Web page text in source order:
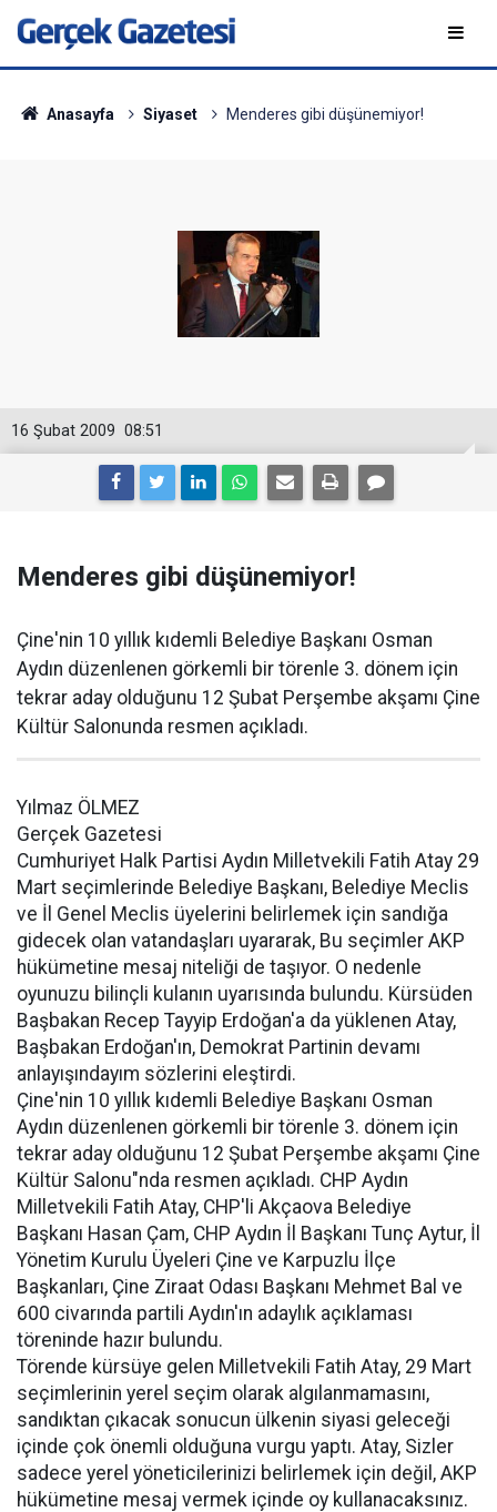
Anasayfa Siyaset Menderes gibi düşünemiyor!
08:51
16 Şubat 2009
Menderes gibi düşünemiyor!
Çine'nin 10 yıllık kıdemli Belediye Başkanı Osman
Aydın düzenlenen görkemli bir törenle 3. dönem için
tekrar aday olduğunu 12 Şubat Perşembe akşamı Çine
Kültür Salonunda resmen açıkladı.
Yılmaz ÖLMEZ
Gerçek Gazetesi
Cumhuriyet Halk Partisi Aydın Milletvekili Fatih Atay 29
Mart seçimlerinde Belediye Başkanı, Belediye Meclis
ve İl Genel Meclis üyelerini belirlemek için sandığa
gidecek olan vatandaşları uyararak, Bu seçimler AKP
hükümetine mesaj niteliği de taşıyor. O nedenle
oyunuzu bilinçli kulanın uyarısında bulundu. Kürsüden
Başbakan Recep Tayyip Erdoğan'a da yüklenen Atay,
Başbakan Erdoğan'ın, Demokrat Partinin devamı
anlayışındayım sözlerini eleştirdi.
Çine'nin 10 yıllık kıdemli Belediye Başkanı Osman
Aydın düzenlenen görkemli bir törenle 3. dönem için
tekrar aday olduğunu 12 Şubat Perşembe akşamı Çine
Kültür Salonu"nda resmen açıkladı. CHP Aydın
Milletvekili Fatih Atay, CHP'li Akçaova Belediye
Başkanı Hasan Çam, CHP Aydın İl Başkanı Tunç Aytur, İl
Yönetim Kurulu Üyeleri Çine ve Karpuzlu İlçe
Başkanları, Çine Ziraat Odası Başkanı Mehmet Bal ve
600 civarında partili Aydın'ın adaylık açıklaması
töreninde hazır bulundu.
Törende kürsüye gelen Milletvekili Fatih Atay, 29 Mart
seçimlerinin yerel seçim olarak algılanmamasını,
sandıktan çıkacak sonucun ülkenin siyasi geleceği
içinde çok önemli olduğuna vurgu yaptı. Atay, Sizler
sadece yerel yöneticilerinizi belirlemek için değil, AKP
hükümetine mesaj vermek içinde oy kullanacaksınız.